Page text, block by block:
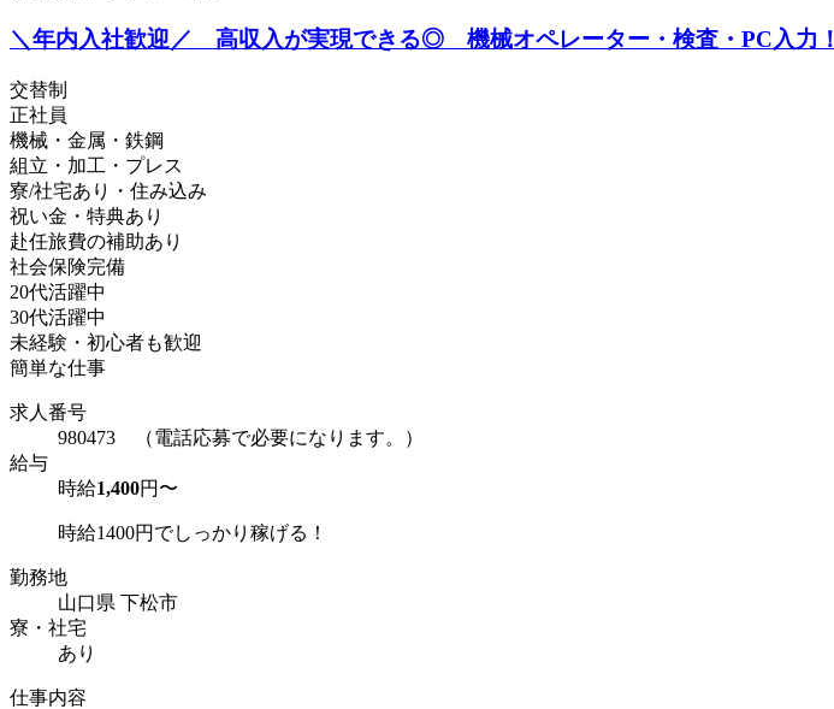
＼年内入社歓迎／ 高収入が実現できる◎ 機械オペレーター・検査・PC入力！
交替制
正社員
機械・金属・鉄鋼
組立・加工・プレス
寮/社宅あり・住み込み
祝い金・特典あり
赴任旅費の補助あり
社会保険完備
20代活躍中
30代活躍中
未経験・初心者も歓迎
簡単な仕事
求人番号
980473 （電話応募で必要になります。）
給与
時給1,400円〜
時給1400円でしっかり稼げる！
勤務地
山口県 下松市
寮・社宅
あり
仕事内容